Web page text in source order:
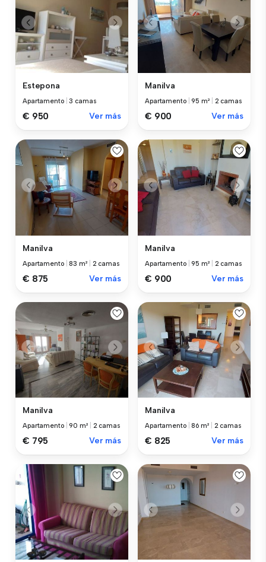
Estepona
Apartamento |3 camas
€ 950 Ver más
Manilva
Apartamento |95 m² 2 camas
€ 900 Ver más
Manilva
Apartamento |83 m² 2 camas
€ 875 Ver más
Manilva
Apartamento |95 m² 2 camas
€ 900 Ver más
Manilva
Apartamento |90 m² 2 camas
€ 795 Ver más
Manilva
Apartamento |86 m² 2 camas
€ 825 Ver más